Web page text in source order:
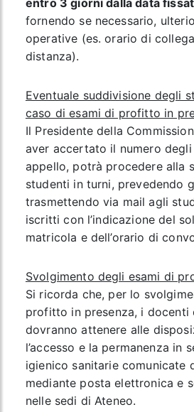
entro 3 giorni dalla data
fornendo se necessario,
operative (es. orario di
distanza).
Eventuale suddivisione degli
caso di esami di profitto in
Il Presidente della
aver accertato il numero
appello, potrà procedere alla
studenti in turni, prevedendo
trasmettendo via mail agli
iscritti con l’indicazione del
matricola e dell’orario di
Svolgimento degli esami di
Si ricorda che, per lo
profitto in presenza, i docenti
dovranno attenere alle
l’accesso e la permanenza in
igienico sanitarie comunicate
mediante posta elettronica e
nelle sedi di Ateneo.